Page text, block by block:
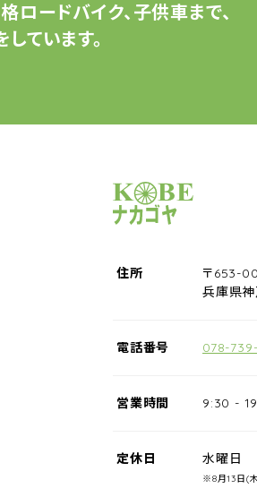
ロードバイク、子供車まで、
ています。
サイクルショップナカゴヤ
住所
〒653-
兵庫県
電話番号 078-
営業時間 9:30 -
定休日 水曜日
※8月13日(木